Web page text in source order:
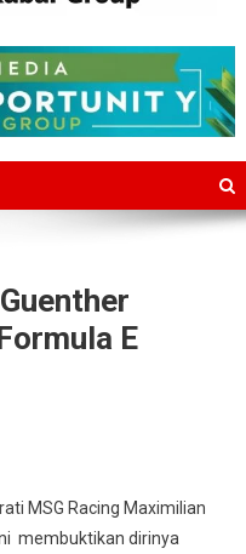
E
MSG Racing Maximilian
membuktikan dirinya